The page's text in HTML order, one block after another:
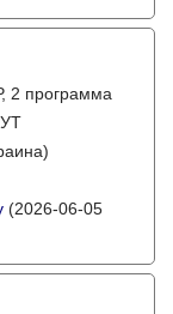
2 программа
(2026-06-05